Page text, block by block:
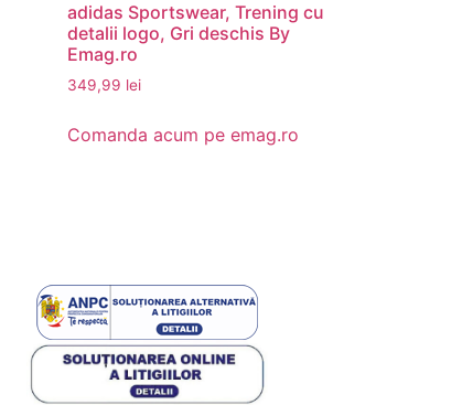
adidas Sportswear, Trening cu
detalii logo, Gri deschis By
Emag.ro
349,99 lei
Comanda acum pe emag.ro